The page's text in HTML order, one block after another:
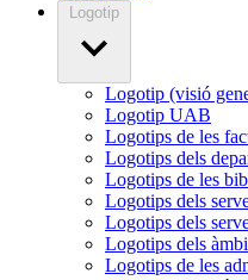
Logotip
Logotip (visió
Logotip UAB
Logotips de les
Logotips dels
Logotips de les
Logotips dels
Logotips dels
Logotips dels
Logotips de les